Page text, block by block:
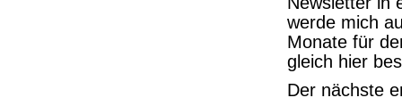
werde mich
Monate für
gleich hier
Der nächste